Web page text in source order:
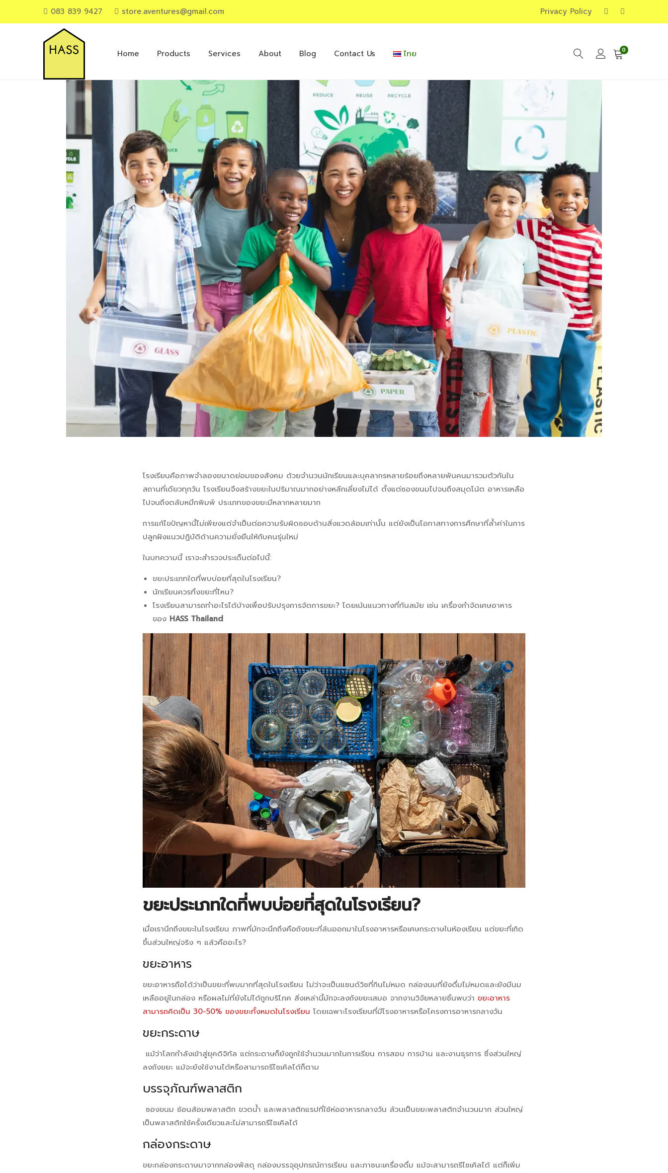
083 839 9427 store.aventures@gmail.com Privacy Policy
Menu
Home Products Services About Blog Contact Us ไทย 0
ขยะ
ประเภท
ใด
ที่
พบ
บ่อย
ที่สุด
ใน
โรงเรียน?
นักเรียน
ควร
ทิ้ง
ขยะ
ที่ไหน?
โรงเรียน
สามารถ
ทำ
อะไร
เพื่อ
ปรับปรุง
การ
จัดการ
ขยะ?
5,
2025-
in
โรงเรียนคือภาพจำลองขนาดย่อมของสังคม ด้วยจำนวนนักเรียนและบุคลากรหลายร้อยถึงหลายพันคนมารวมตัวกันใน
สถานที่เดียวทุกวัน โรงเรียนจึงสร้างขยะในปริมาณมากอย่างหลีกเลี่ยงไม่ได้ ตั้งแต่ซองขนมไปจนถึงสมุดโน้ต อาหารเหลือ
ไปจนถึงตลับหมึกพิมพ์ ประเภทของขยะมีหลากหลายมาก
การแก้ไขปัญหานี้ไม่เพียงแต่จำเป็นต่อความรับผิดชอบด้านสิ่งแวดล้อมเท่านั้น แต่ยังเป็นโอกาสทางการศึกษาที่ล้ำค่าในการ
ปลูกฝังแนวปฏิบัติด้านความยั่งยืนให้กับคนรุ่นใหม่
ในบทความนี้ เราจะสำรวจประเด็นต่อไปนี้:
ขยะประเภทใดที่พบบ่อยที่สุดในโรงเรียน?
นักเรียนควรทิ้งขยะที่ไหน?
โรงเรียนสามารถทำอะไรได้บ้างเพื่อปรับปรุงการจัดการขยะ? โดยเน้นแนวทางที่ทันสมัย เช่น เครื่องกำจัดเศษอาหาร
ของ HASS Thailand
ขยะประเภทใดที่พบบ่อยที่สุดในโรงเรียน?
เมื่อเรานึกถึงขยะในโรงเรียน ภาพที่มักจะนึกถึงคือถังขยะที่ล้นออกมาในโรงอาหารหรือเศษกระดาษในห้องเรียน แต่ขยะที่เกิด
ขึ้นส่วนใหญ่จริง ๆ แล้วคืออะไร?
ขยะอาหาร
ขยะอาหารถือได้ว่าเป็นขยะที่พบมากที่สุดในโรงเรียน ไม่ว่าจะเป็นแซนด์วิชที่กินไม่หมด กล่องนมที่ยังดื่มไม่หมดและยังมีนม
เหลืออยู่ในกล่อง หรือผลไม่ที่ยังไม่ได้ถูกบริโภค สิ่งเหล่านี้มักจะลงถังขยะเสมอ จากงานวิจัยหลายชิ้นพบว่า ขยะอาหาร
สามารถคิดเป็น 30-50% ของขยะทั้งหมดในโรงเรียน โดยเฉพาะโรงเรียนที่มีโรงอาหารหรือโครงการอาหารกลางวัน
ขยะกระดาษ
แม้ว่าโลกกำลังเข้าสู่ยุคดิจิทัล แต่กระดาษก็ยังถูกใช้จำนวนมากในการเรียน การสอบ การบ้าน และงานธุรการ ซึ่งส่วนใหญ่
ลงถังขยะ แม้จะยังใช้งานได้หรือสามารถรีไซเคิลได้ก็ตาม
บรรจุภัณฑ์พลาสติก
ซองขนม ช้อนส้อมพลาสติก ขวดน้ำ และพลาสติกแรปที่ใช้ห่ออาหารกลางวัน ล้วนเป็นขยะพลาสติกจำนวนมาก ส่วนใหญ่
เป็นพลาสติกใช้ครั้งเดียวและไม่สามารถรีไซเคิลได้
กล่องกระดาษ
ขยะกล่องกระดาษมาจากกล่องพัสดุ กล่องบรรจุอุปกรณ์การเรียน และภาชนะเครื่องดื่ม แม้จะสามารถรีไซเคิลได้ แต่ก็เพิ่ม